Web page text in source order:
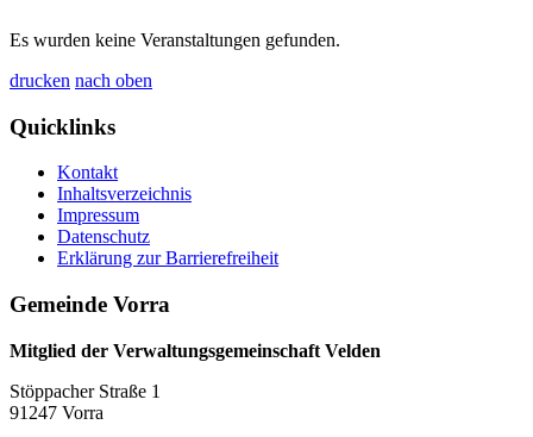
Es wurden keine Veranstaltungen gefunden.
drucken nach oben
Quicklinks
Kontakt
Inhaltsverzeichnis
Impressum
Datenschutz
Erklärung zur Barrierefreiheit
Gemeinde Vorra
Mitglied der Verwaltungsgemeinschaft Velden
Stöppacher Straße 1
91247 Vorra